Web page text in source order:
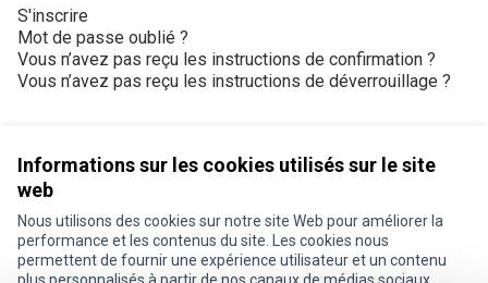
Informations sur les cookies utilisés sur le site
web
Nous utilisons des cookies sur notre site Web pour améliorer la
performance et les contenus du site. Les cookies nous
permettent de fournir une expérience utilisateur et un contenu
S'inscrire
Mot de passe oublié ?
Vous n’avez pas reçu les instructions de confirmation ?
Vous n’avez pas reçu les instructions de déverrouillage ?
Conditions d'utilisation
Paramètres des cookies
Je participe ! sur X
Je participe ! sur Facebook
Je participe ! sur Instagram